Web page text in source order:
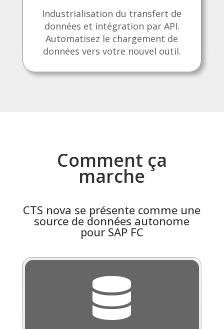
Industrialisation du transfert de
données et intégration par API.
Automatisez le chargement de
données vers votre nouvel outil.
Comment ça
marche
CTS nova se présente comme une
source de données autonome
pour SAP FC
